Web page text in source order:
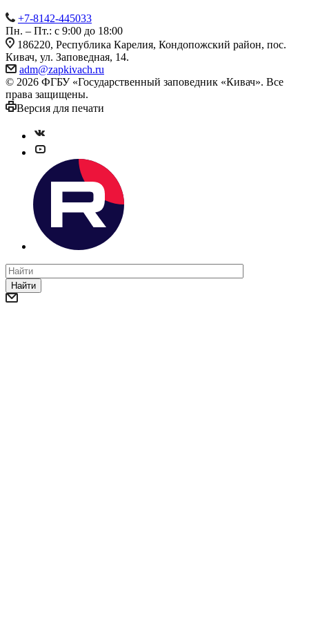
+7-8142-445033
Пн. – Пт.: с 9:00 до 18:00
186220, Республика Карелия, Кондопожский район, пос.
Кивач, ул. Заповедная, 14.
adm@zapkivach.ru
© 2026 ФГБУ «Государственный заповедник «Кивач». Все
права защищены.
Версия для печати
Найти